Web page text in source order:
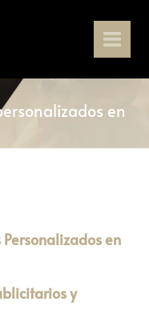
en
Personalizados en
y